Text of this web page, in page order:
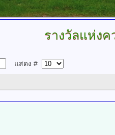
รางวัลแห่ง
แสดง #